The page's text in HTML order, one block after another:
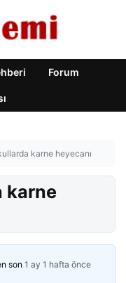
Forum
karne heyecanı
karne
son 1 ay 1 hafta önce